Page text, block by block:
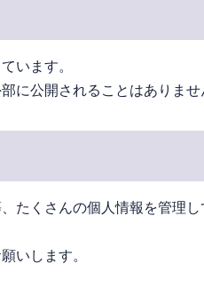
います。
に公開されることはありませ
たくさんの個人情報を管理し
いします。